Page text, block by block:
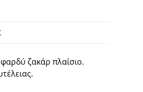
ζακάρ πλαίσιο.